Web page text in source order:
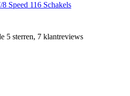
Speed 116 Schakels
5 sterren, 7 klantreviews